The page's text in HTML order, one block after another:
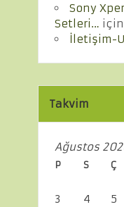
Sony
Setleri… için
İletişim-
Takvim
Ağustos
P S Ç
3
4 5